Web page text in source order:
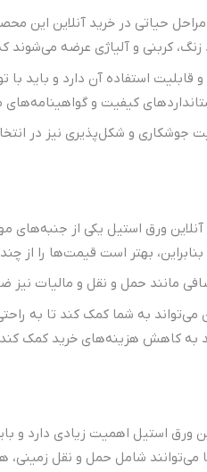
حیاتی در خرید آنلاین این
کربنی و آلیاژی عرضه می‌شوند
استفاده آن دارد و باید
کیفیت و
جوشکاری و شکل‌پذیری نیز در
ورق استیل یکی از جنبه‌های
بهتر است قیمت‌ها را از
مانند حمل و نقل و مالیات
می‌تواند به شما کمک کند تا به
به کاهش هزینه‌های خرید کمک
ورق استیل اهمیت زیادی دارد و
شامل حمل و نقل زمینی،